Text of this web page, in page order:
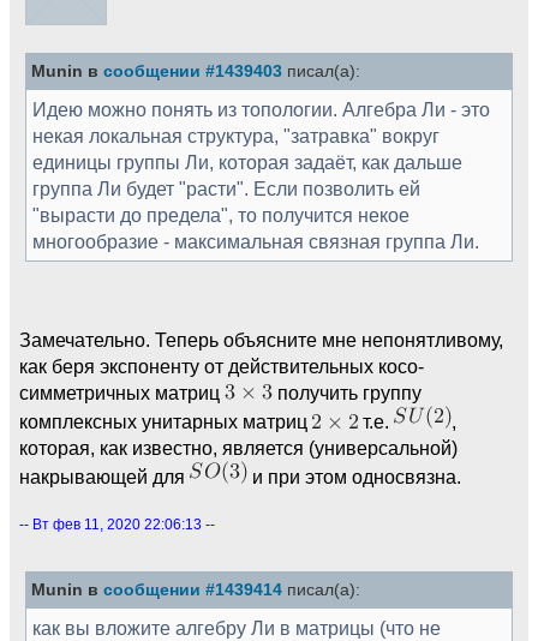
Munin в сообщении #1439403 писал(а):
Идею можно понять из топологии. Алгебра Ли - это
некая локальная структура, "затравка" вокруг
единицы группы Ли, которая задаёт, как дальше
группа Ли будет "расти". Если позволить ей
"вырасти до предела", то получится некое
многообразие - максимальная связная группа Ли.
Замечательно. Теперь объясните мне непонятливому,
как беря экспоненту от действительных косо-
симметричных матриц
получить группу
комплексных унитарных матриц
т.е.
,
которая, как известно, является (универсальной)
накрывающей для
и при этом односвязна.
-- Вт фев 11, 2020 22:06:13 --
Munin в сообщении #1439414 писал(а):
как вы вложите алгебру Ли в матрицы (что не